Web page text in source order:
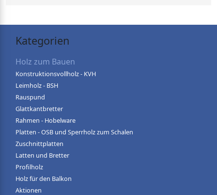
Kategorien
Holz zum Bauen
Konstruktionsvollholz - KVH
Leimholz - BSH
Rauspund
Glattkantbretter
Rahmen - Hobelware
Platten - OSB und Sperrholz zum Schalen
Zuschnittplatten
Latten und Bretter
Profilholz
Holz für den Balkon
Aktionen